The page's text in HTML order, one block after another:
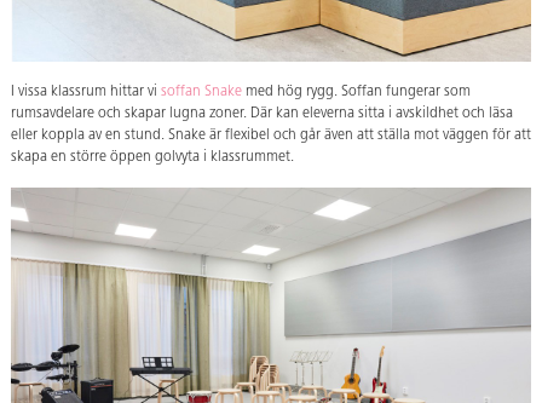
I vissa klassrum hittar vi soffan Snake med hög rygg. Soffan fungerar som
rumsavdelare och skapar lugna zoner. Där kan eleverna sitta i avskildhet och läsa
eller koppla av en stund. Snake är flexibel och går även att ställa mot väggen för att
skapa en större öppen golvyta i klassrummet.